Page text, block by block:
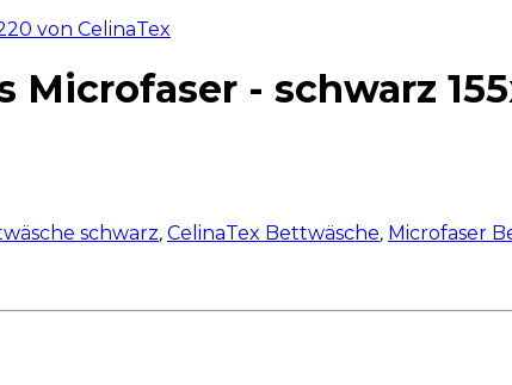
- schwarz
schwarz, CelinaTex Bettwäsche, Microfaser